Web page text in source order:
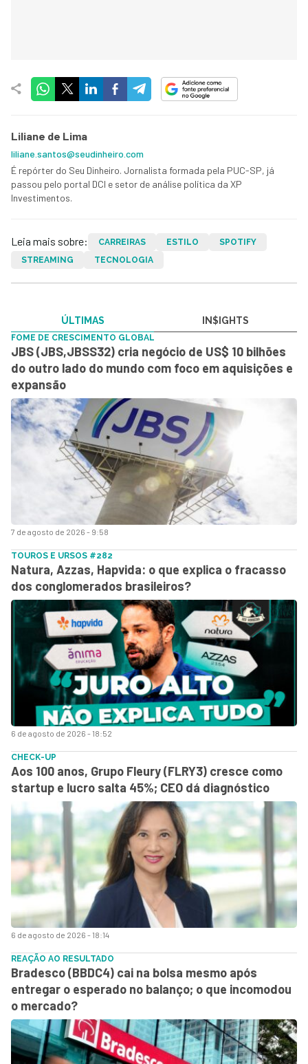
Liliane de Lima
liliane.santos@seudinheiro.com
É repórter do Seu Dinheiro. Jornalista formada pela PUC-SP, já
passou pelo portal DCI e setor de análise política da XP
Investimentos.
Leia mais sobre: CARREIRAS ESTILO
SPOTIFY
STREAMING
TECNOLOGIA
ÚLTIMAS IN$IGHTS
7 de agosto de 2026 - 9:58
FOME DE CRESCIMENTO GLOBAL
JBS (JBS,JBSS32) cria negócio de US$ 10 bilhões
do outro lado do mundo com foco em aquisições e
expansão
6 de agosto de 2026 - 18:52
TOUROS E URSOS #282
Natura, Azzas, Hapvida: o que explica o fracasso
dos conglomerados brasileiros?
6 de agosto de 2026 - 18:14
CHECK-UP
Aos 100 anos, Grupo Fleury (FLRY3) cresce como
startup e lucro salta 45%; CEO dá diagnóstico
REAÇÃO AO RESULTADO
Bradesco (BBDC4) cai na bolsa mesmo após
entregar o esperado no balanço; o que incomodou
o mercado?